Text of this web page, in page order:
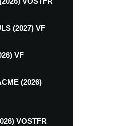
(2027) VF
VF
(2026)
VOSTFR